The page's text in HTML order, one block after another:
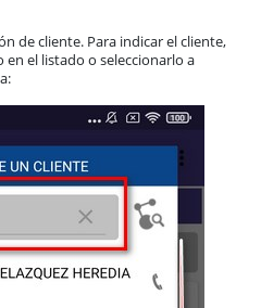
de cliente. Para indicar el cliente,
en el listado o seleccionarlo a